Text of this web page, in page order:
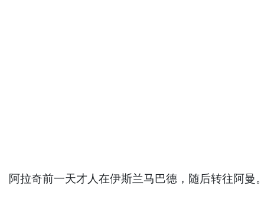
阿拉奇前一天才人在伊斯兰马巴德，随后转往阿曼。